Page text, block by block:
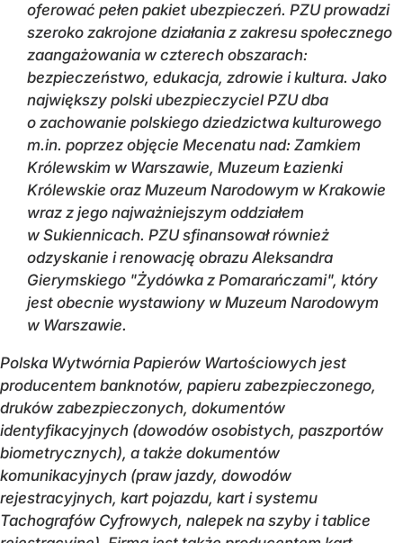
oferować pełen pakiet ubezpieczeń. PZU prowadzi
szeroko zakrojone działania z zakresu społecznego
zaangażowania w czterech obszarach:
bezpieczeństwo, edukacja, zdrowie i kultura. Jako
największy polski ubezpieczyciel PZU dba
o zachowanie polskiego dziedzictwa kulturowego
m.in. poprzez objęcie Mecenatu nad: Zamkiem
Królewskim w Warszawie, Muzeum Łazienki
Królewskie oraz Muzeum Narodowym w Krakowie
wraz z jego najważniejszym oddziałem
w Sukiennicach. PZU sfinansował również
odzyskanie i renowację obrazu Aleksandra
Gierymskiego "Żydówka z Pomarańczami", który
jest obecnie wystawiony w Muzeum Narodowym
w Warszawie.
Polska Wytwórnia Papierów Wartościowych jest
producentem banknotów, papieru zabezpieczonego,
druków zabezpieczonych, dokumentów
identyfikacyjnych (dowodów osobistych, paszportów
biometrycznych), a także dokumentów
komunikacyjnych (praw jazdy, dowodów
rejestracyjnych, kart pojazdu, kart i systemu
Tachografów Cyfrowych, nalepek na szyby i tablice